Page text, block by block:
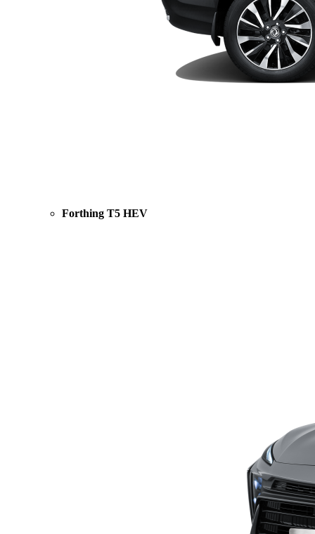
Forthing T5 HEV